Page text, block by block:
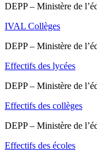
DEPP – Ministère de
IVAL Collèges
DEPP – Ministère de
Effectifs des lycées
DEPP – Ministère de
Effectifs des collèges
DEPP – Ministère de
Effectifs des écoles